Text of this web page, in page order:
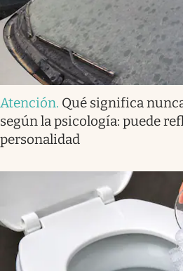
Atención. Qué significa
según la psicología: puede
personalidad